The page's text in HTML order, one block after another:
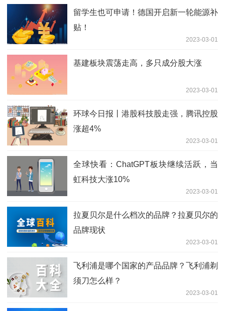
留学生也可申请！德国开启新一轮能源补
贴！
2023-03-01
基建板块震荡走高，多只成分股大涨
2023-03-01
环球今日报丨港股科技股走强，腾讯控股
涨超4%
2023-03-01
全球快看：ChatGPT板块继续活跃，当
虹科技大涨10%
2023-03-01
拉夏贝尔是什么档次的品牌？拉夏贝尔的
品牌现状
2023-03-01
飞利浦是哪个国家的产品品牌？飞利浦剃
须刀怎么样？
2023-03-01